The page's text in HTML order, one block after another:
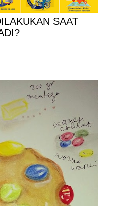
SAAT